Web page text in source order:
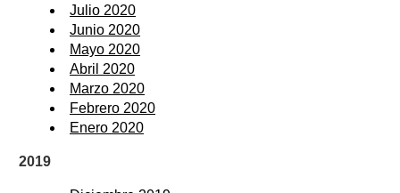
Julio 2020
Junio 2020
Mayo 2020
Abril 2020
Marzo 2020
Febrero 2020
Enero 2020
2019